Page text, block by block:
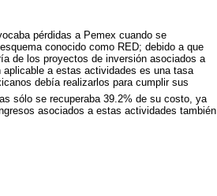
pérdidas a Pemex cuando se
conocido como RED; debido a que
de los proyectos de inversión asociados a
a estas actividades es una tasa
debía realizarlos para cumplir sus
sólo se recuperaba 39.2% de su costo, ya
asociados a estas actividades también